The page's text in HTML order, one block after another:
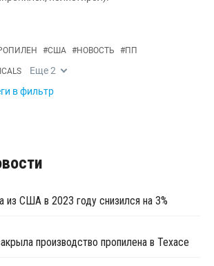
#США #НОВОСТЬ #ПП
Еще2
в фильтр
из США в 2023 году снизился на 3%
производство пропилена в Техасе